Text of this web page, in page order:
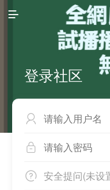

登录社区


 安全提问(未设